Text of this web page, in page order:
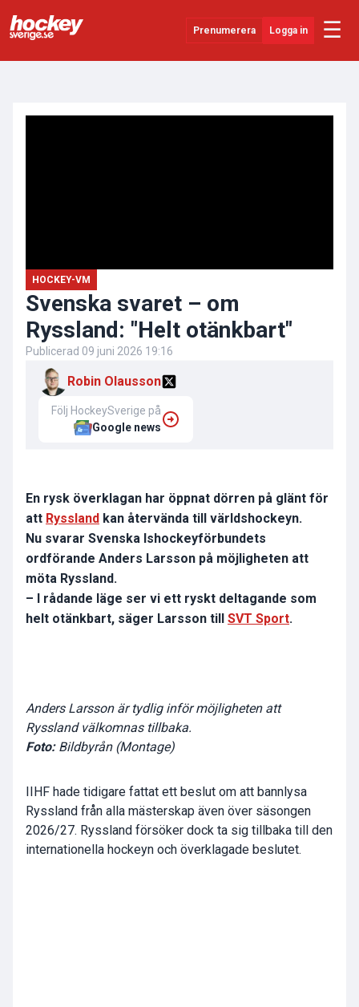
Prenumerera Logga in ☰
HOCKEY-VM
Svenska svaret – om
Ryssland: "Helt otänkbart"
Publicerad 09 juni 2026 19:16
Robin Olausson
Följ HockeySverige på
Google news
En rysk överklagan har öppnat dörren på glänt för
att Ryssland kan återvända till världshockeyn.
Nu svarar Svenska Ishockeyförbundets
ordförande Anders Larsson på möjligheten att
möta Ryssland.
– I rådande läge ser vi ett ryskt deltagande som
helt otänkbart, säger Larsson till SVT Sport.
Anders Larsson är tydlig inför möjligheten att
Ryssland välkomnas tillbaka.
Foto: Bildbyrån (Montage)
IIHF hade tidigare fattat ett beslut om att bannlysa
Ryssland från alla mästerskap även över säsongen
2026/27. Ryssland försöker dock ta sig tillbaka till den
internationella hockeyn och överklagade beslutet.